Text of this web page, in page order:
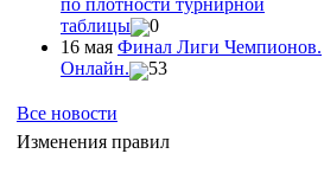
таблицы
0
16 мая Финал Лиги Чемпионов.
Онлайн.
53
Все новости
Изменения правил